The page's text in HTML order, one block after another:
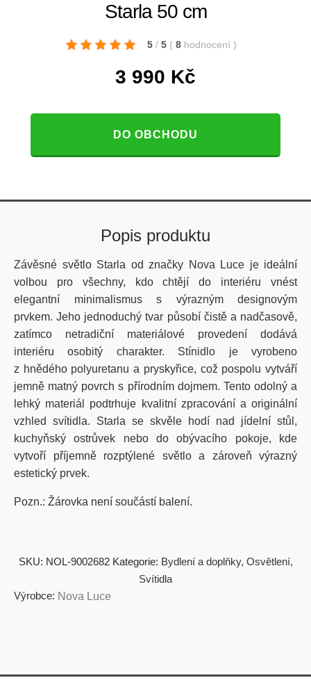
Starla 50 cm
5 / 5 ( 8 hodnocení )
3 990 Kč
DO OBCHODU
Popis produktu
Závěsné světlo Starla od značky Nova Luce je ideální
volbou pro všechny, kdo chtějí do interiéru vnést
elegantní minimalismus s výrazným designovým
prvkem.Jeho jednoduchý tvar působí čistě a nadčasově,
zatímco netradiční materiálové provedení dodává
interiéru osobitý charakter. Stínidlo je vyrobeno
z hnědého polyuretanu a pryskyřice, což pospolu vytváří
jemně matný povrch s přírodním dojmem. Tento odolný a
lehký materiál podtrhuje kvalitní zpracování a originální
vzhled svítidla. Starla se skvěle hodí nad jídelní stůl,
kuchyňský ostrůvek nebo do obývacího pokoje, kde
vytvoří příjemně rozptýlené světlo a zároveň výrazný
estetický prvek.
Pozn.: Žárovka není součástí balení.
SKU: NOL-9002682 Kategorie: Bydlení a doplňky, Osvětlení,
Svítidla
Výrobce: Nova Luce